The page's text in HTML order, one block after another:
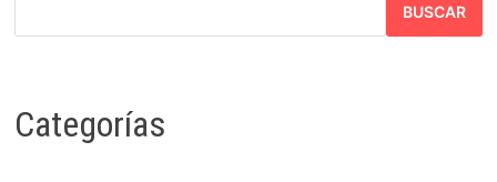
BUSCAR
Categorías